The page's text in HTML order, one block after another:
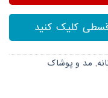
کلیک کنید
, مد و پوشاک